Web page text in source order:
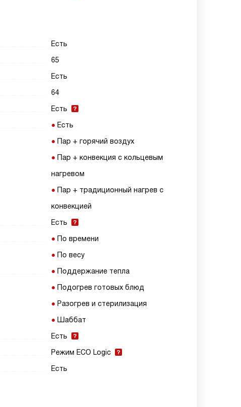
Есть
65
Есть
64
Есть
Есть
Пар + горячий воздух
Пар + конвекция с кольцевым
нагревом
Пар + традиционный нагрев с
конвекцией
Есть
По времени
По весу
Поддержание тепла
Подогрев готовых блюд
Разогрев и стерилизация
Шаббат
Есть
Режим ECO Logic
Есть